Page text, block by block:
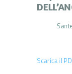
Scarica il